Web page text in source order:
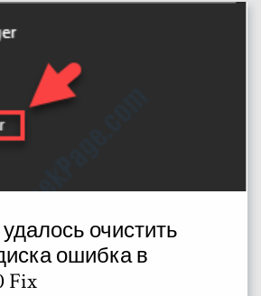
очистить
ошибка в
Fix